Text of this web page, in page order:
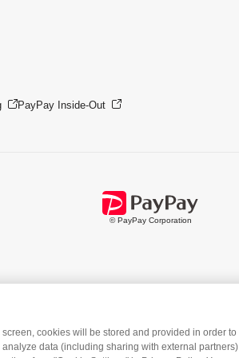
PayPay Inside-Out
© PayPay Corporation
cookies will be stored and provided in order to
data (including sharing with external partners)